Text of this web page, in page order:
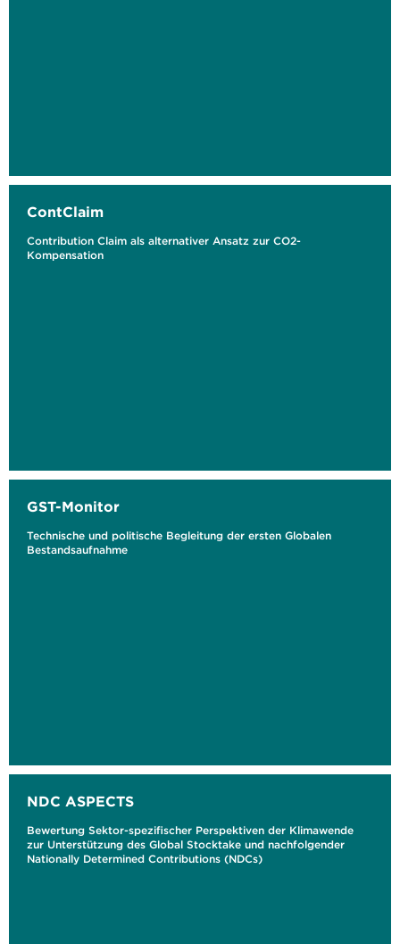
ContClaim
Contribution Claim als alternativer Ansatz zur CO2-
Kompensation
GST-Monitor
Technische und politische Begleitung der ersten Globalen
Bestandsaufnahme
NDC ASPECTS
Bewertung Sektor-spezifischer Perspektiven der Klimawende
zur Unterstützung des Global Stocktake und nachfolgender
Nationally Determined Contributions (NDCs)